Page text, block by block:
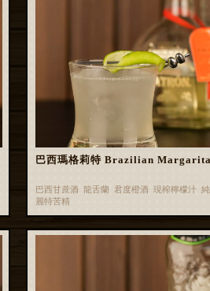
巴西瑪格莉特 Brazilian Margarita
巴西甘蔗酒 龍舌蘭 君度橙酒 現榨檸檬汁
麗特苦精